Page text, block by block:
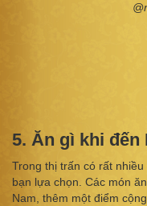
5. Ăn gì khi đến
Trong thị trấn có rất
bạn lựa chọn. Các món
Nam, thêm một điểm